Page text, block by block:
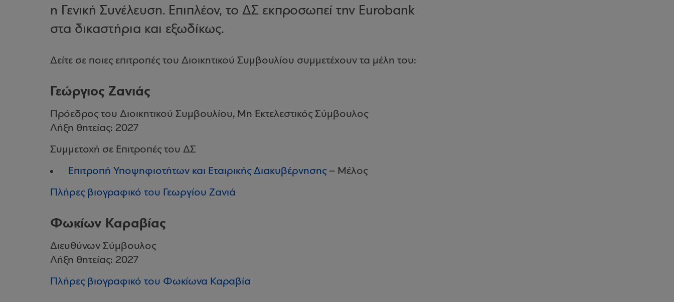
η Γενική Συνέλευση. Επιπλέον, το ΔΣ εκπροσωπεί την Eurobank
στα δικαστήρια και εξωδίκως.
Δείτε σε ποιες επιτροπές του Διοικητικού Συμβουλίου συμμετέχουν τα μέλη του:
Γεώργιος Ζανιάς
Πρόεδρος του Διοικητικού Συμβουλίου, Μη Εκτελεστικός Σύμβουλος
Λήξη θητείας: 2027
Συμμετοχή σε Επιτροπές του ΔΣ
Επιτροπή Υποψηφιοτήτων και Εταιρικής Διακυβέρνησης– Μέλος
Πλήρες βιογραφικό του Γεωργίου Ζανιά
Φωκίων Καραβίας
Διευθύνων Σύμβουλος
Λήξη θητείας: 2027
Πλήρες βιογραφικό του Φωκίωνα Καραβία